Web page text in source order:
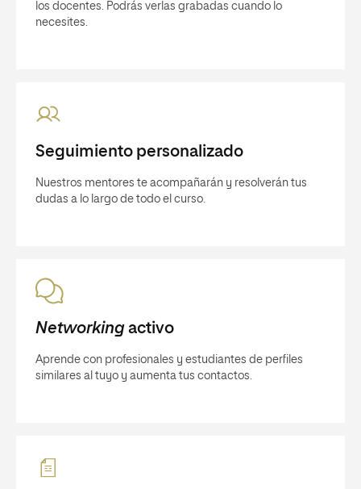
los docentes. Podrás verlas grabadas cuando lo
necesites.
Seguimiento personalizado
Nuestros mentores te acompañarán y resolverán tus
dudas a lo largo de todo el curso.
Networkingactivo
Aprende con profesionales y estudiantes de perfiles
similares al tuyo y aumenta tus contactos.